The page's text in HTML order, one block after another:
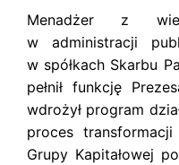
t
e
l
s
k
i
Menadżer z
w administracji
w spółkach Skarbu
pełnił funkcję
wdrożył program
proces
Grupy Kapitałowej